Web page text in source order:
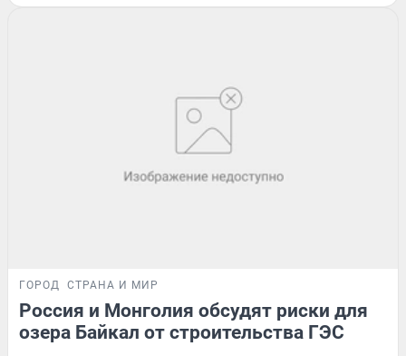
ГОРОД СТРАНА И МИР
Россия и Монголия обсудят риски для
озера Байкал от строительства ГЭС